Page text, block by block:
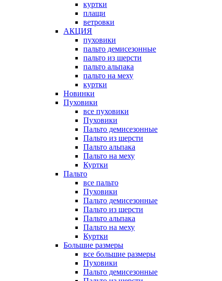
куртки
плащи
ветровки
АКЦИЯ
пуховики
пальто демисезонные
пальто из шерсти
пальто альпака
пальто на меху
куртки
Новинки
Пуховики
все пуховики
Пуховики
Пальто демисезонные
Пальто из шерсти
Пальто альпака
Пальто на меху
Куртки
Пальто
все пальто
Пуховики
Пальто демисезонные
Пальто из шерсти
Пальто альпака
Пальто на меху
Куртки
Большие размеры
все большие размеры
Пуховики
Пальто демисезонные